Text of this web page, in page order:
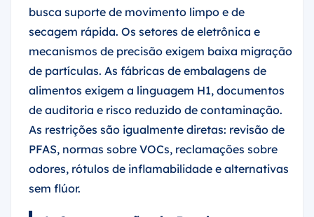
busca suporte de movimento limpo e de
secagem rápida. Os setores de eletrônica e
mecanismos de precisão exigem baixa migração
de partículas. As fábricas de embalagens de
alimentos exigem a linguagem H1, documentos
de auditoria e risco reduzido de contaminação.
As restrições são igualmente diretas: revisão de
PFAS, normas sobre VOCs, reclamações sobre
odores, rótulos de inflamabilidade e alternativas
sem flúor.